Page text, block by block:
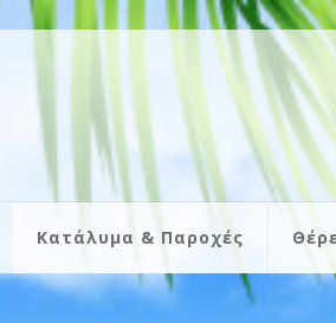
Κατάλυμα & Παροχές